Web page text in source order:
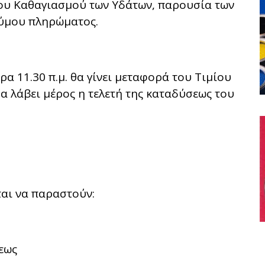
Καθαγιασμού των Υδάτων, παρουσία των
πληρώματος.
11.30 π.μ. θα γίνει μεταφορά του Τιμίου
μέρος η τελετή της καταδύσεως του
να παραστούν: